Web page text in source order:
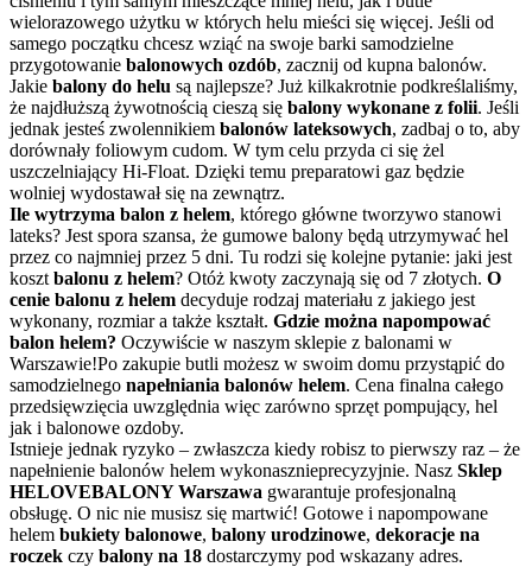
wielorazowego użytku w których helu mieści się więcej. Jeśli od
samego początku chcesz wziąć na swoje barki samodzielne
przygotowanie balonowych ozdób, zacznij od kupna balonów.
Jakie balony do helu są najlepsze? Już kilkakrotnie podkreślaliśmy,
że najdłuższą żywotnością cieszą się balony wykonane z folii. Jeśli
jednak jesteś zwolennikiem balonów lateksowych, zadbaj o to, aby
dorównały foliowym cudom. W tym celu przyda ci się żel
uszczelniający Hi-Float. Dzięki temu preparatowi gaz będzie
wolniej wydostawał się na zewnątrz.
Ile wytrzyma balon z helem, którego główne tworzywo stanowi
lateks? Jest spora szansa, że gumowe balony będą utrzymywać hel
przez co najmniej przez 5 dni. Tu rodzi się kolejne pytanie: jaki jest
koszt balonu z helem? Otóż kwoty zaczynają się od 7 złotych. O
cenie balonu z helem decyduje rodzaj materiału z jakiego jest
wykonany, rozmiar a także kształt. Gdzie można napompować
balon helem? Oczywiście w naszym sklepie z balonami w
Warszawie!Po zakupie butli możesz w swoim domu przystąpić do
samodzielnego napełniania balonów helem. Cena finalna całego
przedsięwzięcia uwzględnia więc zarówno sprzęt pompujący, hel
jak i balonowe ozdoby.
Istnieje jednak ryzyko – zwłaszcza kiedy robisz to pierwszy raz – że
napełnienie balonów helem wykonasznieprecyzyjnie. Nasz Sklep
HELOVEBALONY Warszawa gwarantuje profesjonalną
obsługę. O nic nie musisz się martwić! Gotowe i napompowane
helem bukiety balonowe, balony urodzinowe, dekoracje na
roczek czy balony na 18 dostarczymy pod wskazany adres.